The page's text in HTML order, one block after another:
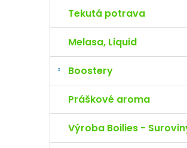
Tekutá potrava
Melasa, Liquid
Boostery
Práškové aroma
Výroba Boilies -